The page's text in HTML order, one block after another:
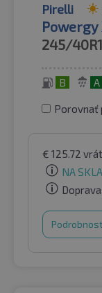
Pirelli
Powergy
245/
B A
Porovnať
€ 125.72
NA